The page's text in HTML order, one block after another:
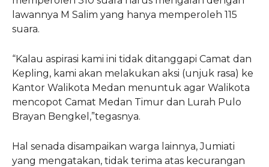
lawannya M Salim yang hanya memperoleh 115
suara.
“Kalau aspirasi kami ini tidak ditanggapi Camat dan
Kepling, kami akan melakukan aksi (unjuk rasa) ke
Kantor Walikota Medan menuntuk agar Walikota
mencopot Camat Medan Timur dan Lurah Pulo
Brayan Bengkel,”tegasnya.
Hal senada disampaikan warga lainnya, Jumiati
yang mengatakan, tidak terima atas kecurangan